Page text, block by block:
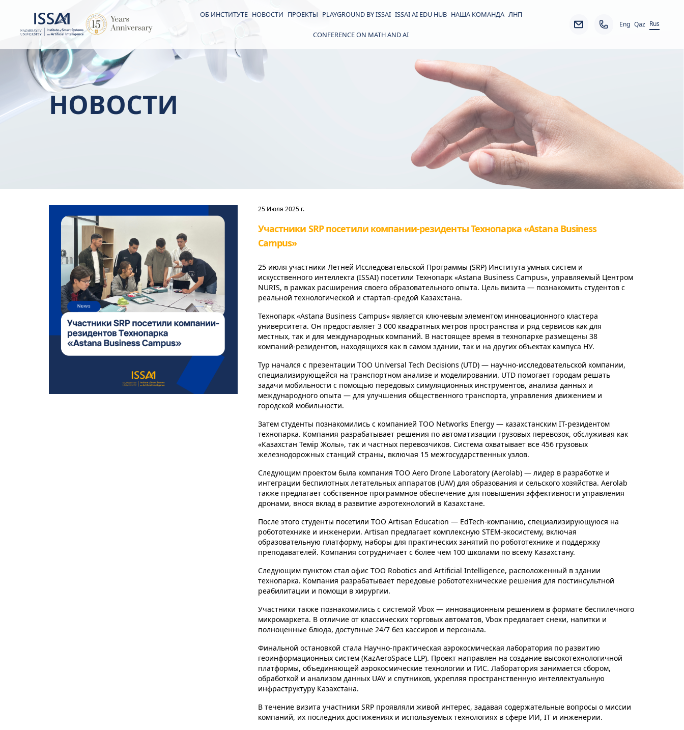
ОБ ИНСТИТУТЕ НОВОСТИ ПРОЕКТЫ PLAYGROUND BY ISSAI ISSAI AI EDU HUB НАША КОМАНДА ЛНП
CONFERENCE ON MATH AND AI
Eng Qaz Rus
НОВОСТИ
25 Июля 2025 г.
Участники SRP посетили компании-резиденты Технопарка «Astana Business
Campus»
25 июля участники Летней Исследовательской Программы (SRP) Института умных систем и
искусственного интеллекта (ISSAI) посетили Технопарк «Astana Business Campus», управляемый Центром
NURIS, в рамках расширения своего образовательного опыта. Цель визита — познакомить студентов с
реальной технологической и стартап-средой Казахстана.
Технопарк «Astana Business Campus» является ключевым элементом инновационного кластера
университета. Он предоставляет 3 000 квадратных метров пространства и ряд сервисов как для
местных, так и для международных компаний. В настоящее время в технопарке размещены 38
компаний-резидентов, находящихся как в самом здании, так и на других объектах кампуса НУ.
Тур начался с презентации ТОО Universal Tech Decisions (UTD) — научно-исследовательской компании,
специализирующейся на транспортном анализе и моделировании. UTD помогает городам решать
задачи мобильности с помощью передовых симуляционных инструментов, анализа данных и
международного опыта — для улучшения общественного транспорта, управления движением и
городской мобильности.
Затем студенты познакомились с компанией ТОО Networks Energy — казахстанским IT-резидентом
технопарка. Компания разрабатывает решения по автоматизации грузовых перевозок, обслуживая как
«Казахстан Темiр Жолы», так и частных перевозчиков. Система охватывает все 456 грузовых
железнодорожных станций страны, включая 15 межгосударственных узлов.
Следующим проектом была компания ТОО Aero Drone Laboratory (Aerolab) — лидер в разработке и
интеграции беспилотных летательных аппаратов (UAV) для образования и сельского хозяйства. Aerolab
также предлагает собственное программное обеспечение для повышения эффективности управления
дронами, внося вклад в развитие аэротехнологий в Казахстане.
После этого студенты посетили ТОО Artisan Education — EdTech-компанию, специализирующуюся на
робототехнике и инженерии. Artisan предлагает комплексную STEM-экосистему, включая
образовательную платформу, наборы для практических занятий по робототехнике и поддержку
преподавателей. Компания сотрудничает с более чем 100 школами по всему Казахстану.
Следующим пунктом стал офис ТОО Robotics and Artificial Intelligence, расположенный в здании
технопарка. Компания разрабатывает передовые робототехнические решения для постинсультной
реабилитации и помощи в хирургии.
Участники также познакомились с системой Vbox — инновационным решением в формате беспилечного
микромаркета. В отличие от классических торговых автоматов, Vbox предлагает снеки, напитки и
полноценные блюда, доступные 24/7 без кассиров и персонала.
Финальной остановкой стала Научно-практическая аэрокосмическая лаборатория по развитию
геоинформационных систем (KazAeroSpace LLP). Проект направлен на создание высокотехнологичной
платформы, объединяющей аэрокосмические технологии и ГИС. Лаборатория занимается сбором,
обработкой и анализом данных UAV и спутников, укрепляя пространственную интеллектуальную
инфраструктуру Казахстана.
В течение визита участники SRP проявляли живой интерес, задавая содержательные вопросы о миссии
компаний, их последних достижениях и используемых технологиях в сфере ИИ, IT и инженерии.